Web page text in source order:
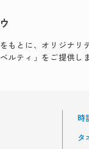
もとに、オリジナリ
ルティ」をご提供し
時
タ